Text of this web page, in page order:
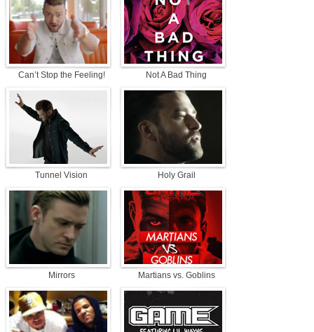
Can’t Stop the Feeling! Not A Bad Thing
Tunnel Vision Holy Grail
Mirrors Martians vs. Goblins